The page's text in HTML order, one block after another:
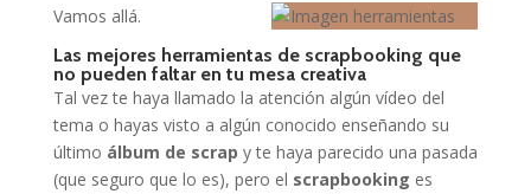
Vamos allá.
Las mejores herramientas de scrapbooking que
no pueden faltar en tu mesa creativa
Tal vez te haya llamado la atención algún vídeo del
tema o hayas visto a algún conocido enseñando su
último álbum de scrap y te haya parecido una pasada
(que seguro que lo es), pero el scrapbooking es